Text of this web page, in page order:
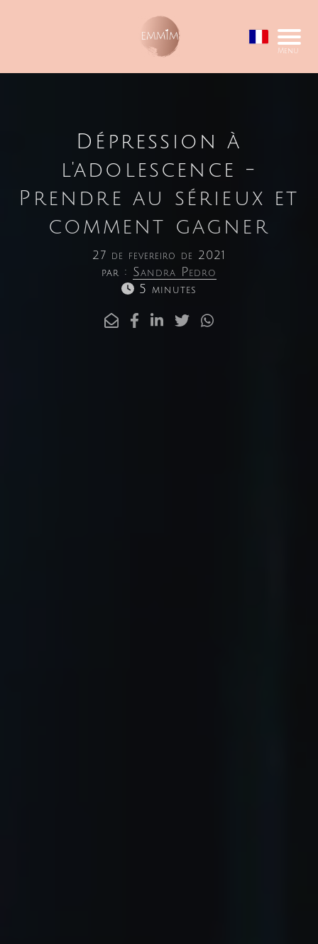
Menu
Dépression à
l'adolescence -
Prendre au sérieux et
comment gagner
27 de fevereiro de 2021
par : Sandra Pedro
5 minutes